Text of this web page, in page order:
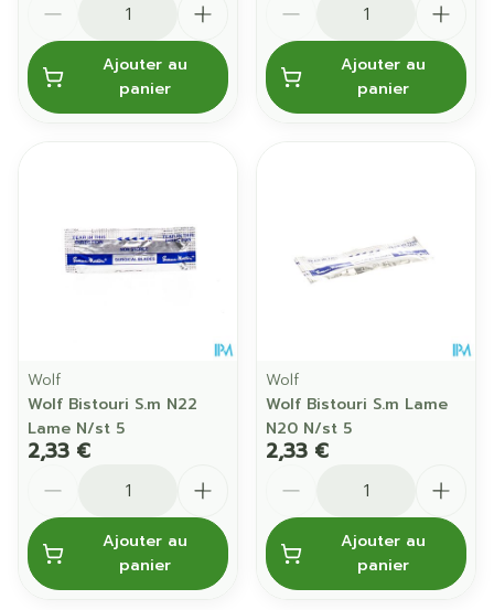
Ajouter au
panier
Ajouter au
panier
Wolf
Wolf Bistouri S.m N22
Lame N/st 5
2,33 €
Ajouter au
panier
Wolf
Wolf Bistouri S.m Lame
N20 N/st 5
2,33 €
Ajouter au
panier